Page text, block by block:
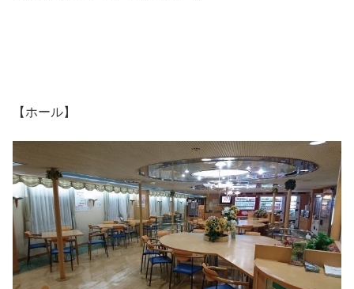
【ホール】